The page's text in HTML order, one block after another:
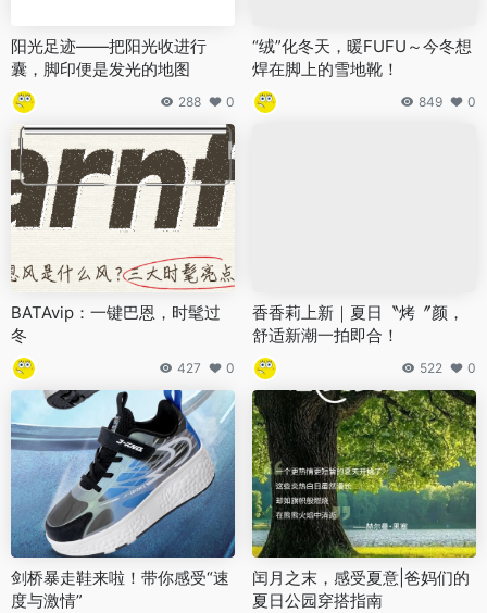
阳光足迹——把阳光收进行
囊，脚印便是发光的地图
288 0
“绒”化冬天，暖FUFU～今冬想
焊在脚上的雪地靴！
849 0
BATAvip：一键巴恩，时髦过
冬
427 0
香香莉上新｜夏日〝烤〞颜，
舒适新潮一拍即合！
522 0
剑桥暴走鞋来啦！带你感受“速
度与激情”
闰月之末，感受夏意|爸妈们的
夏日公园穿搭指南